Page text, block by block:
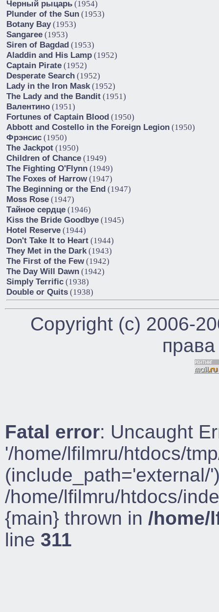
Черный рыцарь (1954)
Plunder of the Sun (1953)
Botany Bay(1953)
Sangaree (1953)
Siren of Bagdad (1953)
Aladdin and His Lamp (1952)
Captain Pirate (1952)
Desperate Search (1952)
Lady in the Iron Mask (1952)
The Lady and the Bandit (1951)
Валентино (1951)
Fortunes of Captain Blood (1950)
Abbott and Costello in the Foreign Legion (1950)
Фрэнсис (1950)
The Jackpot (1950)
Children of Chance (1949)
The Fighting O'Flynn (1949)
The Foxes of Harrow (1947)
The Beginning or the End (1947)
Moss Rose (1947)
Тайное сердце (1946)
Kiss the Bride Goodbye (1945)
Hotel Reserve (1944)
Don't Take It to Heart (1944)
They Met in the Dark (1943)
The First of the Few (1942)
The Day Will Dawn (1942)
Simply Terrific (1938)
Double or Quits (1938)
Copyright (c) 2006-
Fatal error: Uncaught
'/home/lfilmru/htdocs/
(include_path='external/
/home/lfilmru/htdocs/
{main} thrown in /home/
line 311